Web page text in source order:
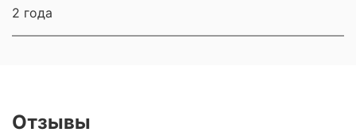
2 года
Отзывы